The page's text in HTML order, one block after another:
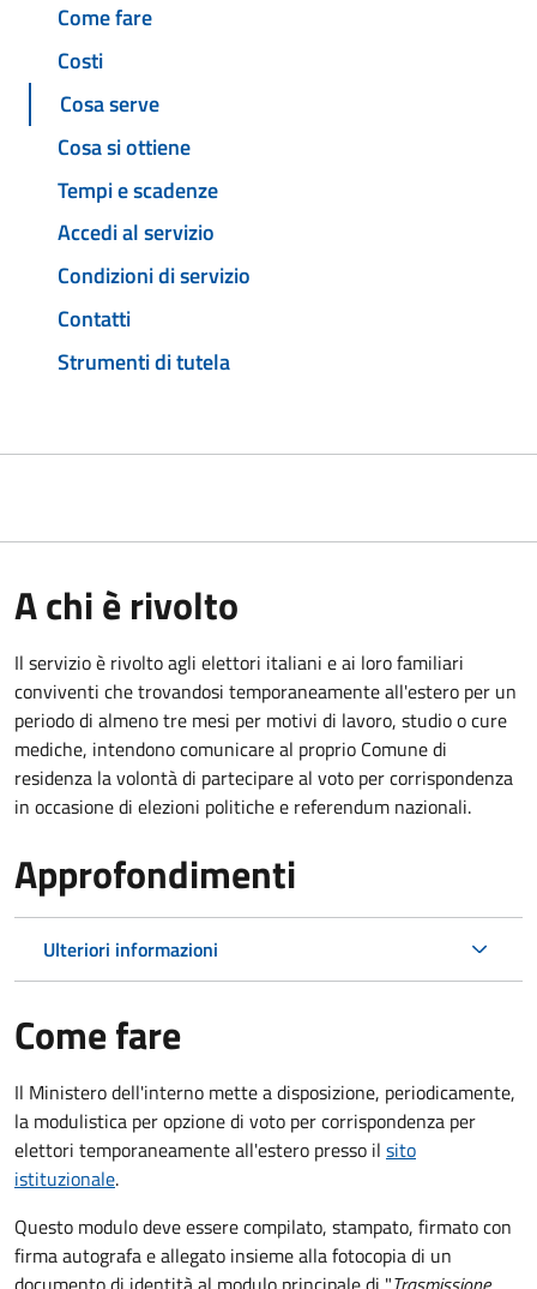
Come fare
Costi
Cosa serve
Cosa si ottiene
Tempi e scadenze
Accedi al servizio
Condizioni di servizio
Contatti
Strumenti di tutela
A chi è rivolto
Il servizio è rivolto agli elettori italiani e ai loro familiari
conviventi che trovandosi temporaneamente all'estero per un
periodo di almeno tre mesi per motivi di lavoro, studio o cure
mediche, intendono comunicare al proprio Comune di
residenza la volontà di partecipare al voto per corrispondenza
in occasione di elezioni politiche e referendum nazionali.
Approfondimenti
Ulteriori informazioni
Come fare
Il Ministero dell'interno mette a disposizione, periodicamente,
la modulistica per opzione di voto per corrispondenza per
elettori temporaneamente all'estero presso il sito
istituzionale.
Questo modulo deve essere compilato, stampato, firmato con
firma autografa e allegato insieme alla fotocopia di un